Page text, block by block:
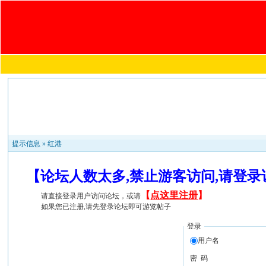
提示信息 »红港
【论坛人数太多,禁止游客访问,请登
请直接登录用户访问论坛，或请 【 点这里注册】
如果您已注册,请先登录论坛即可游览帖子
登录
用户名
密 码